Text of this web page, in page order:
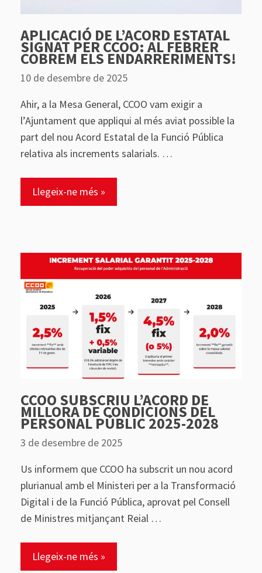
APLICACIÓ DE L’ACORD ESTATAL
SIGNAT PER CCOO: AL FEBRER
COBREM ELS ENDARRERIMENTS!
10 de desembre de 2025
Ahir, a la Mesa General, CCOO vam exigir a
l’Ajuntament que appliqui al més aviat possible la
part del nou Acord Estatal de la Funció Pública
relativa als increments salarials. …
Llegeix-ne més »
CCOO SUBSCRIU L’ACORD DE
MILLORA DE CONDICIONS DEL
PERSONAL PÚBLIC 2025-2028
3 de desembre de 2025
Us informem que CCOO ha subscrit un nou acord
plurianual amb el Ministeri per a la Transformació
Digital i de la Funció Pública, aprovat pel Consell
de Ministres mitjançant Reial …
Llegeix-ne més »